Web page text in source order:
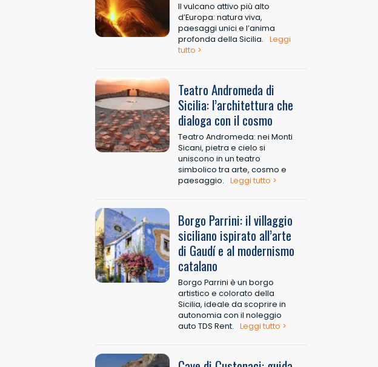
Il vulcano attivo più alto
d’Europa: natura viva,
paesaggi unici e l’anima
profonda della Sicilia.
Leggi
tutto >
Teatro Andromeda di
Sicilia: l’architettura che
dialoga con il cosmo
Teatro Andromeda: nei Monti
Sicani, pietra e cielo si
uniscono in un teatro
simbolico tra arte, cosmo e
paesaggio.
Leggi tutto >
Borgo Parrini: il villaggio
siciliano ispirato all’arte
di Gaudí e al modernismo
catalano
Borgo Parrini è un borgo
artistico e colorato della
Sicilia, ideale da scoprire in
autonomia con il noleggio
auto TDS Rent.
Leggi tutto >